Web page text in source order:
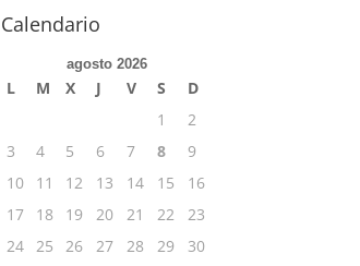
Calendario
agosto 2026
L M X J V S
D
1
2
3
4 5 6 7 8
9
10
11 12 13 14 15
16
17
18 19 20 21 22
23
24 25 26 27 28 29
30